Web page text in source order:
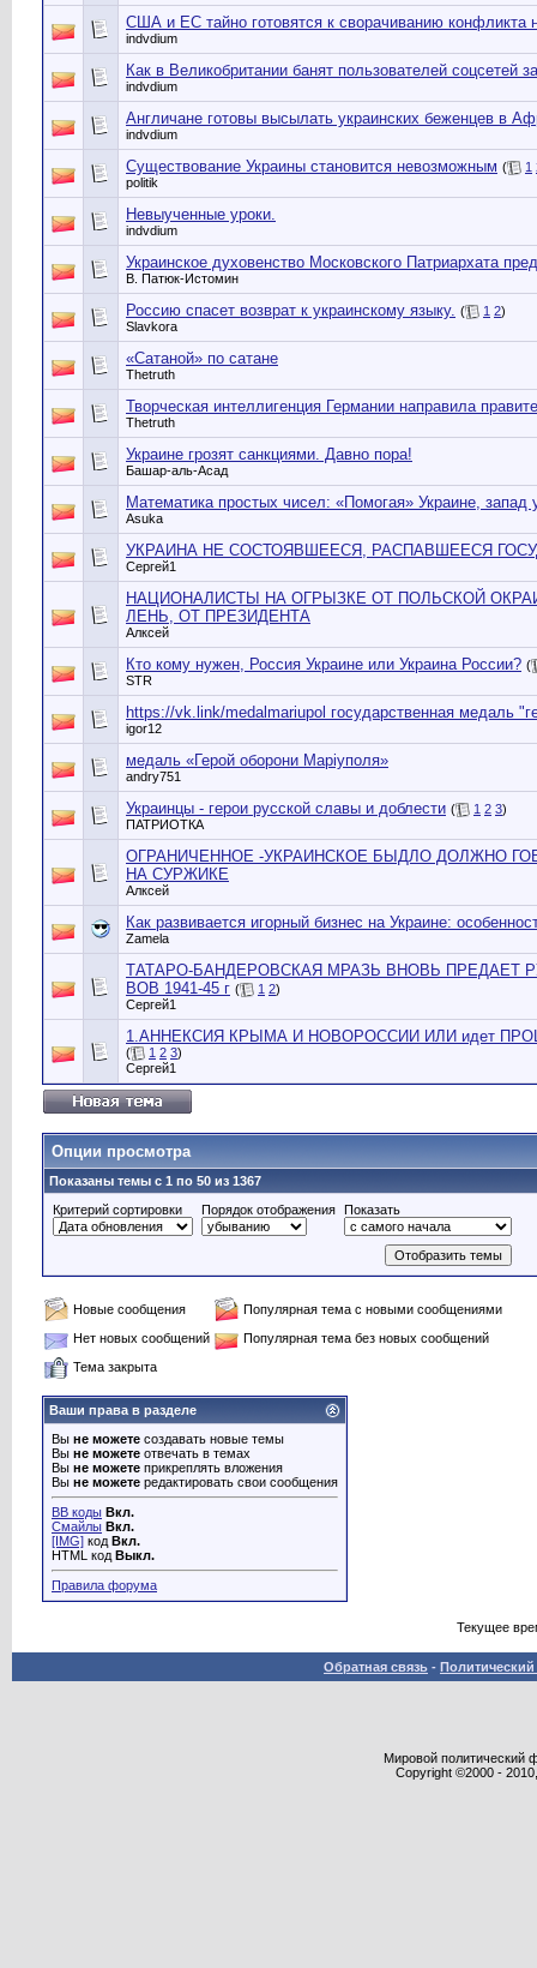
США и ЕС тайно готовятся к сворачиванию конфликта
indvdium
Как в Великобритании банят пользователей соцсетей
indvdium
Англичане готовы высылать украинских беженцев в
indvdium
Существование Украины становится невозможным ( 1
politik
Невыученные уроки.
indvdium
Украинское духовенство Московского Патриархата
В. Патюк-Истомин
Россию спасет возврат к украинскому языку. ( 1 2)
Slavkora
«Сатаной» по сатане
Thetruth
Творческая интеллигенция Германии направила
Thetruth
Украине грозят санкциями. Давно пора!
Башар-аль-Асад
Математика простых чисел: «Помогая» Украине, запад
Asuka
УКРАИНА НЕ СОСТОЯВШЕЕСЯ, РАСПАВШЕЕСЯ
Сергей1
НАЦИОНАЛИСТЫ НА ОГРЫЗКЕ ОТ ПОЛЬСКОЙ
ЛЕНЬ, ОТ ПРЕЗИДЕНТА
Алксей
Кто кому нужен, Россия Украине или Украина России? (
STR
https://vk.link/medalmariupol государственная медаль
igor12
медаль «Герой оборони Маріуполя»
andry751
Украинцы - герои русской славы и доблести ( 1 2 3)
ПАТРИОТКА
ОГРАНИЧЕННОЕ -УКРАИНСКОЕ БЫДЛО ДОЛЖНО
НА СУРЖИКЕ
Алксей
Как развивается игорный бизнес на Украине:
Zamela
ТАТАРО-БАНДЕРОВСКАЯ МРАЗЬ ВНОВЬ ПРЕДАЕТ
ВОВ 1941-45 г ( 1 2)
Сергей1
1.АННЕКСИЯ КРЫМА И НОВОРОССИИ ИЛИ идет
( 1 2 3)
Сергей1
Опции просмотра
Показаны темы с 1 по 50 из 1367
Критерий сортировки
Порядок отображения Показать
Новые сообщения
Популярная тема с новыми сообщениями
Нет новых сообщений
Популярная тема без новых сообщений
Тема закрыта
Ваши права в разделе
Вы не можете создавать новые темы
Вы не можете отвечать в темах
Вы не можете прикреплять вложения
Вы не можете редактировать свои сообщения
BB коды Вкл.
Смайлы Вкл.
[IMG] код Вкл.
HTML код Выкл.
Правила форума
Текущее
Обратная связь -
Мировой политический
Copyright ©2000 -